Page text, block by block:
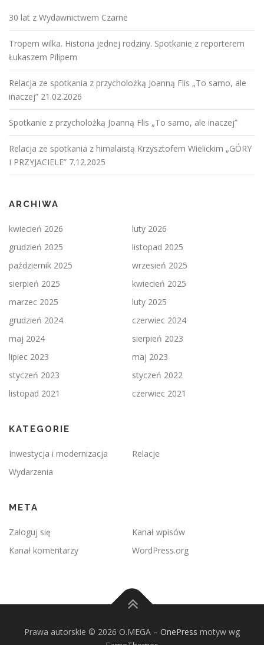
30 lat z Wydawnictwem Czarne
Tropem wilka. Historia jednej rodziny. Spotkanie z reporterem
Łukaszem Pilipem
Relacja ze spotkania z przycholożką Joanną Flis „To samo, ale
inaczej” 21.02.2026
Spotkanie z przycholożką Joanną Flis „To samo, ale inaczej”
Relacja ze spotkania z himalaistą Krzysztofem Wielickim „GÓRY
I PRZYJACIELE” 7.12.2025
ARCHIWA
kwiecień 2026
luty 2026
grudzień 2025
listopad 2025
październik 2025
wrzesień 2025
sierpień 2025
kwiecień 2025
marzec 2025
luty 2025
grudzień 2024
czerwiec 2024
maj 2024
sierpień 2023
lipiec 2023
maj 2023
styczeń 2023
styczeń 2022
listopad 2021
czerwiec 2021
KATEGORIE
Inwestycja i modernizacja
Relacje
Wydarzenia
META
Zaloguj się
Kanał wpisów
Kanał komentarzy
WordPress.org
Prawa autorskie © 2026 O.MEGA – OnePress motyw wg